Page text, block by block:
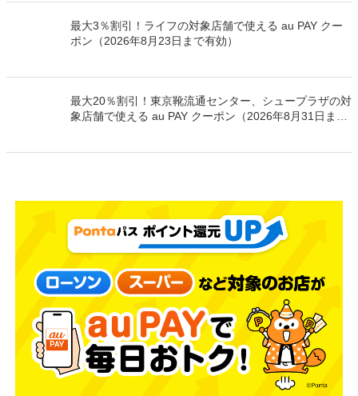
最大3％割引！ライフの対象店舗で使える au PAY クー
ポン（2026年8月23日まで有効）
最大20％割引！東京靴流通センター、シュープラザの対
象店舗で使える au PAY クーポン（2026年8月31日まで